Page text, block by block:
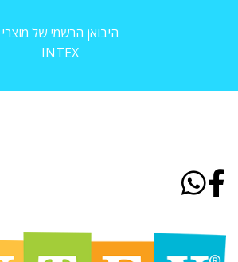
היבואן הרשמי של מוצרי
INTEX